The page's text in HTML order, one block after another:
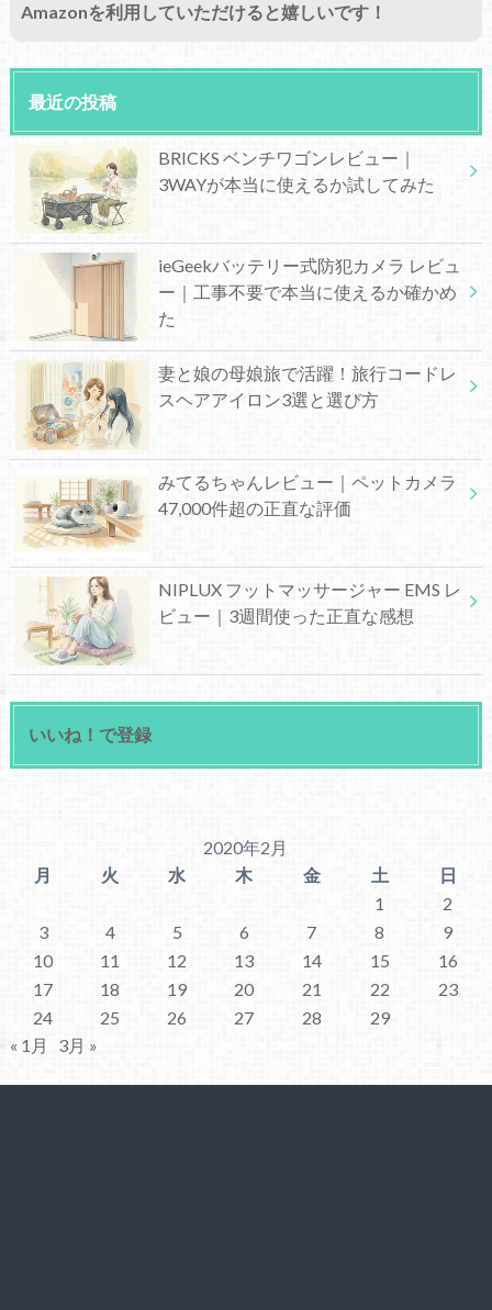
Amazonを利用していただけると嬉しいです！
最近の投稿
BRICKS ベンチワゴンレビュー｜
3WAYが本当に使えるか試してみた
ieGeekバッテリー式防犯カメラ レビュ
ー｜工事不要で本当に使えるか確かめ
た
妻と娘の母娘旅で活躍！旅行コードレ
スヘアアイロン3選と選び方
みてるちゃんレビュー｜ペットカメラ
47,000件超の正直な評価
NIPLUX フットマッサージャー EMS レ
ビュー｜3週間使った正直な感想
いいね！で登録
2020年2月
月
火 水 木 金 土
日
1
2
3
4 5 6 7 8
9
10
11 12 13 14 15
16
17
18 19 20 21 22
23
24
25 26 27 28
29
« 1月
3月 »